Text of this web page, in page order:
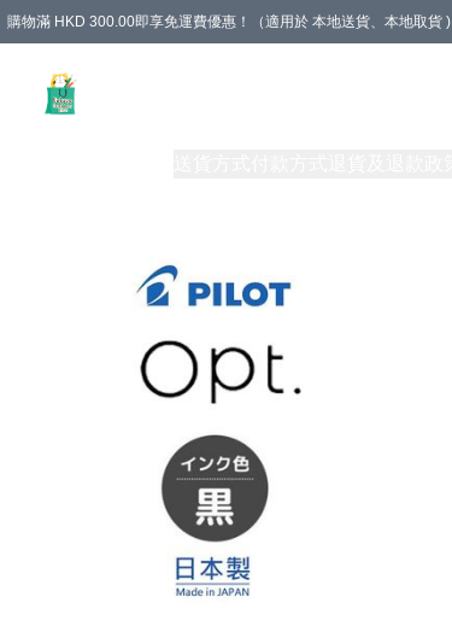
購物滿 HKD 300.00即享免運費優惠！（適用於 本地送貨、本地取貨 )